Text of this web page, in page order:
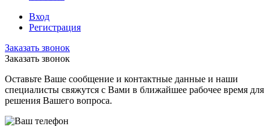
Вход
Регистрация
Заказать звонок
Заказать звонок
Оставьте Ваше сообщение и контактные данные и наши
специалисты свяжутся с Вами в ближайшее рабочее время для
решения Вашего вопроса.